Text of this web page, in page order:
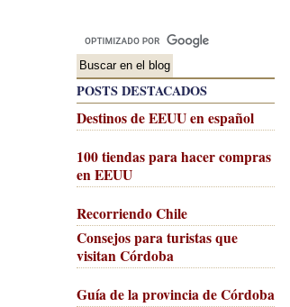
POSTS DESTACADOS
Destinos de EEUU en español
100 tiendas para hacer compras
en EEUU
Recorriendo Chile
Consejos para turistas que
visitan Córdoba
Guía de la provincia de Córdoba